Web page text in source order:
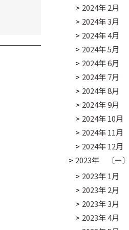
2024年 2月
2024年 3月
2024年 4月
2024年 5月
2024年 6月
2024年 7月
2024年 8月
2024年 9月
2024年 10月
2024年 11月
2024年 12月
2023年 〔ー〕
2023年 1月
2023年 2月
2023年 3月
2023年 4月